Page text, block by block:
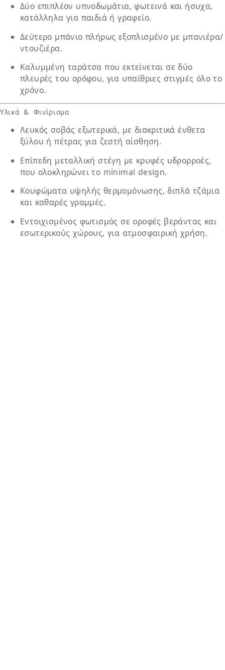
Δύο επιπλέον υπνοδωμάτια, φωτεινά και ήσυχα,
κατάλληλα για παιδιά ή γραφείο.
Δεύτερο μπάνιο πλήρως εξοπλισμένο με μπανιέρα/
ντουζιέρα.
Καλυμμένη ταράτσα που εκτείνεται σε δύο
πλευρές του ορόφου, για υπαίθριες στιγμές όλο το
χρόνο.
Υλικά & Φινίρισμα
Λευκός σοβάς εξωτερικά, με διακριτικά ένθετα
ξύλου ή πέτρας για ζεστή αίσθηση.
Επίπεδη μεταλλική στέγη με κρυφές υδρορροές,
που ολοκληρώνει το minimal design.
Κουφώματα υψηλής θερμομόνωσης, διπλά τζάμια
και καθαρές γραμμές.
Εντοιχισμένος φωτισμός σε οροφές βεράντας και
εσωτερικούς χώρους, για ατμοσφαιρική χρήση.